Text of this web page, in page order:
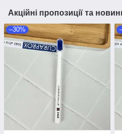
Акційні пропозиції та
–30%